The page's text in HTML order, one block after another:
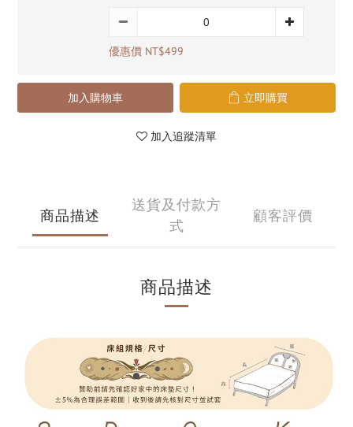
優惠價 NT$499
加入購物車 立即購買
加入追蹤清單
商品描述
送貨及付款方
式
顧客評價
商品描述